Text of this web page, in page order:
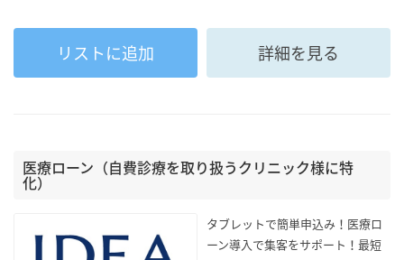
リストに追加 詳細を見る
医療ローン（自費診療を取り扱うクリニック様に特
化）
タブレットで簡単申込み！医療ロ
ーン導入で集客をサポート！最短